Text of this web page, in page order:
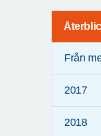
Från
2017
2018